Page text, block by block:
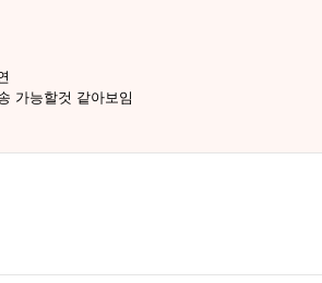
가능할것 같아보임